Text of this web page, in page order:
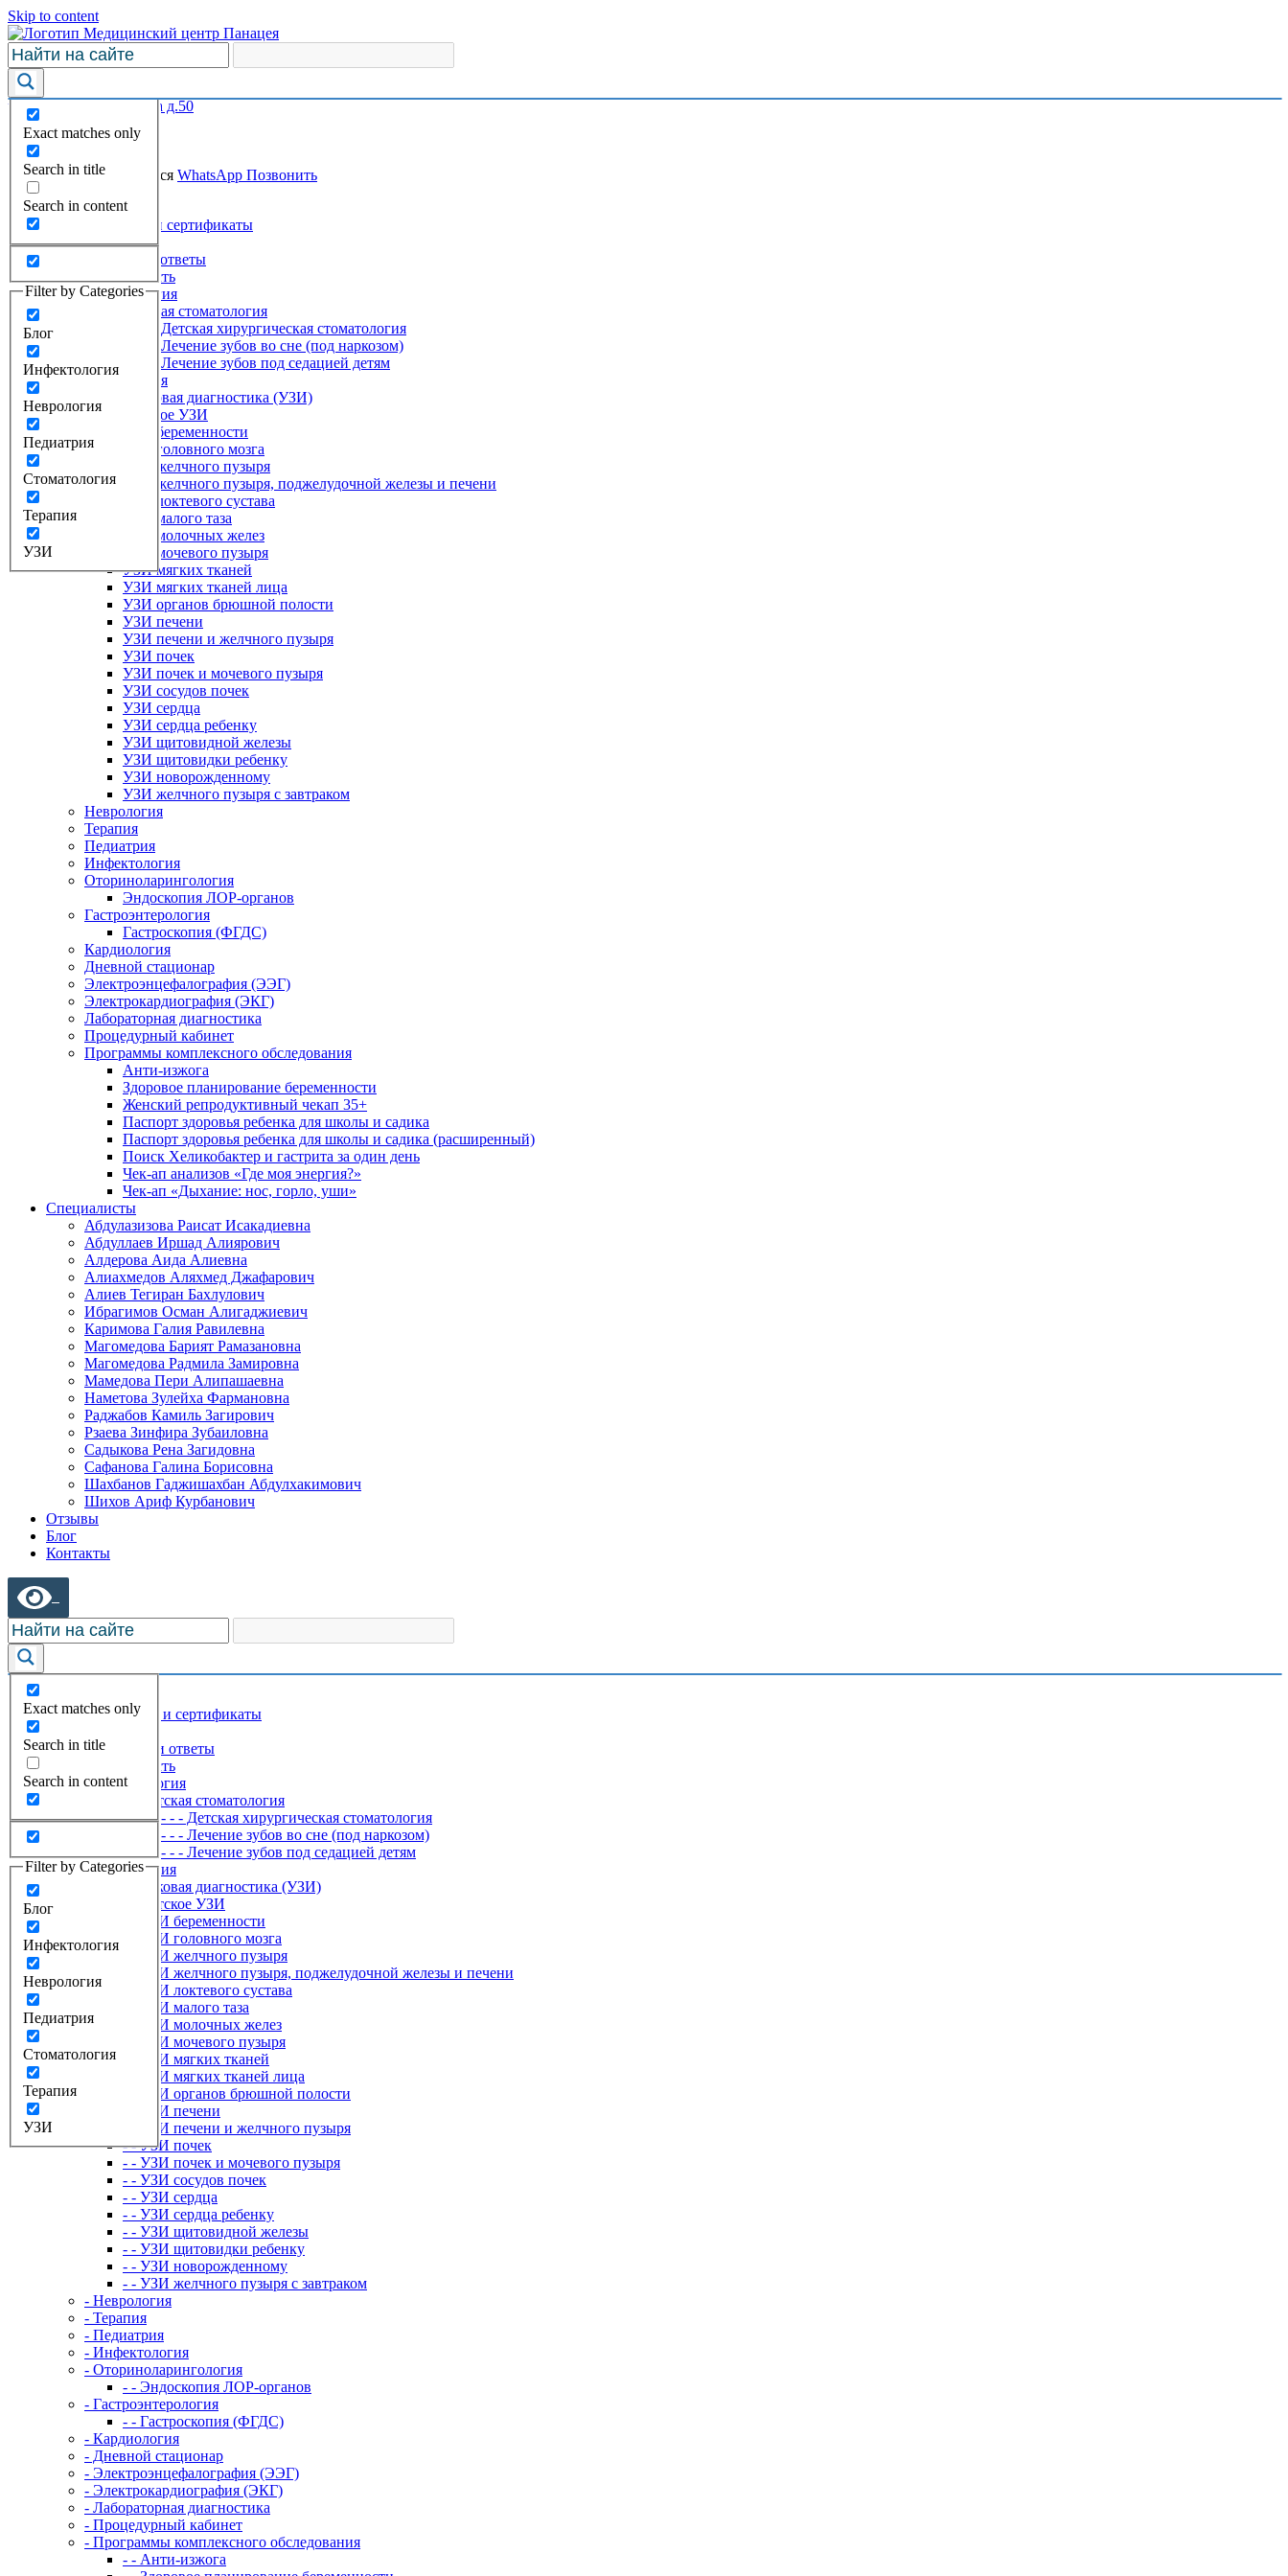
Skip to content
Exact matches only
Search in title
Search in content
Filter by Categories
Блог
Инфектология
Неврология
Педиатрия
Стоматология
Терапия
УЗИ
г. Дербент ул. Пушкина д.50
Пн-Сб 8.15-17.30
+7 (928) 048-54-54
Записаться на прием
Врачи Услуги Записаться WhatsApp Позвонить
О центре
Лицензии и сертификаты
Вакансии
Вопросы и ответы
Услуги и стоимость
Стоматология
Детская стоматология
Детская хирургическая стоматология
Лечение зубов во сне (под наркозом)
Лечение зубов под седацией детям
Гинекология
Ультразвуковая диагностика (УЗИ)
Детское УЗИ
УЗИ беременности
УЗИ головного мозга
УЗИ желчного пузыря
УЗИ желчного пузыря, поджелудочной железы и печени
УЗИ локтевого сустава
УЗИ малого таза
УЗИ молочных желез
УЗИ мочевого пузыря
УЗИ мягких тканей
УЗИ мягких тканей лица
УЗИ органов брюшной полости
УЗИ печени
УЗИ печени и желчного пузыря
УЗИ почек
УЗИ почек и мочевого пузыря
УЗИ сосудов почек
УЗИ сердца
УЗИ сердца ребенку
УЗИ щитовидной железы
УЗИ щитовидки ребенку
УЗИ новорожденному
УЗИ желчного пузыря с завтраком
Неврология
Терапия
Педиатрия
Инфектология
Оториноларингология
Эндоскопия ЛОР-органов
Гастроэнтерология
Гастроскопия (ФГДС)
Кардиология
Дневной стационар
Электроэнцефалография (ЭЭГ)
Электрокардиография (ЭКГ)
Лабораторная диагностика
Процедурный кабинет
Программы комплексного обследования
Анти-изжога
Здоровое планирование беременности
Женский репродуктивный чекап 35+
Паспорт здоровья ребенка для школы и садика
Паспорт здоровья ребенка для школы и садика (расширенный)
Поиск Хеликобактер и гастрита за один день
Чек-ап анализов «Где моя энергия?»
Чек-ап «Дыхание: нос, горло, уши»
Специалисты
Абдулазизова Раисат Исакадиевна
Абдуллаев Иршад Алиярович
Алдерова Аида Алиевна
Алиахмедов Аляхмед Джафарович
Алиев Тегиран Бахлулович
Ибрагимов Осман Алигаджиевич
Каримова Галия Равилевна
Магомедова Барият Рамазановна
Магомедова Радмила Замировна
Мамедова Пери Алипашаевна
Наметова Зулейха Фармановна
Раджабов Камиль Загирович
Рзаева Зинфира Зубаиловна
Садыкова Рена Загидовна
Сафанова Галина Борисовна
Шахбанов Гаджишахбан Абдулхакимович
Шихов Ариф Курбанович
Отзывы
Блог
Контакты
Exact matches only
Search in title
Search in content
Filter by Categories
Блог
Инфектология
Неврология
Педиатрия
Стоматология
Терапия
УЗИ
- Лицензии и сертификаты
- Вопросы и ответы
Услуги и стоимость
- Стоматология
- - Детская стоматология
- - - Детская хирургическая стоматология
- - - Лечение зубов во сне (под наркозом)
- - - Лечение зубов под седацией детям
- Гинекология
- Ультразвуковая диагностика (УЗИ)
- - Детское УЗИ
- - УЗИ беременности
- - УЗИ головного мозга
- - УЗИ желчного пузыря
- - УЗИ желчного пузыря, поджелудочной железы и печени
- - УЗИ локтевого сустава
- - УЗИ малого таза
- - УЗИ молочных желез
- - УЗИ мочевого пузыря
- - УЗИ мягких тканей
- - УЗИ мягких тканей лица
- - УЗИ органов брюшной полости
- - УЗИ печени
- - УЗИ печени и желчного пузыря
- - УЗИ почек
- - УЗИ почек и мочевого пузыря
- - УЗИ сосудов почек
- - УЗИ сердца
- - УЗИ сердца ребенку
- - УЗИ щитовидной железы
- - УЗИ щитовидки ребенку
- - УЗИ новорожденному
- - УЗИ желчного пузыря с завтраком
- Неврология
- Терапия
- Педиатрия
- Инфектология
- Оториноларингология
- - Эндоскопия ЛОР-органов
- Гастроэнтерология
- - Гастроскопия (ФГДС)
- Кардиология
- Дневной стационар
- Электроэнцефалография (ЭЭГ)
- Электрокардиография (ЭКГ)
- Лабораторная диагностика
- Процедурный кабинет
- Программы комплексного обследования
- - Анти-изжога